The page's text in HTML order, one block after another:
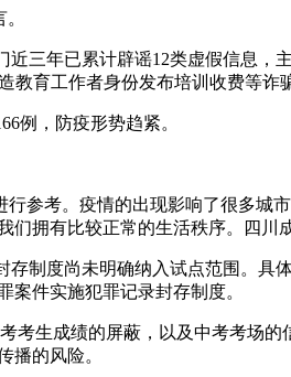
三年已累计辟谣12类虚假信息，
育工作者身份发布培训收费等诈
例，防疫形势趋紧。
参考。疫情的出现影响了很多城
拥有比较正常的生活秩序。四川
制度尚未明确纳入试点范围。具
件实施犯罪记录封存制度。
考生成绩的屏蔽，以及中考考场
播的风险。